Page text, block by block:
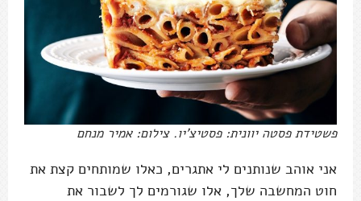
פשטידת פסטה יוונית: פסטיצ'יו. צילום: אמיר מנחם
אני אוהב שנותנים לי אתגרים, כאלו שמותחים קצת את
חוט המחשבה שלך, אלו שגורמים לך לשבור את